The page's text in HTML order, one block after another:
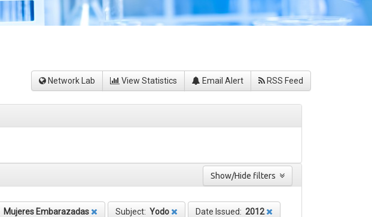
Network Lab View Statistics Email Alert RSS Feed
Mujeres Embarazadas Subject: Yodo Date Issued: 2012